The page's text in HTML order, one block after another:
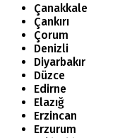
Çanakkale
Çankırı
Çorum
Denizli
Diyarbakır
Düzce
Edirne
Elazığ
Erzincan
Erzurum